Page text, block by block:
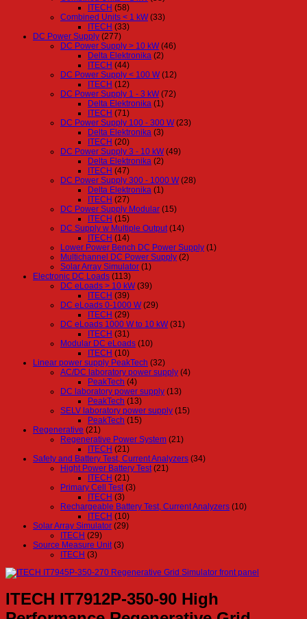
ITECH (58)
Combined Units < 1 kW (33)
ITECH (33)
DC Power Supply (277)
DC Power Supply > 10 kW (46)
Delta Elektronika (2)
ITECH (44)
DC Power Supply < 100 W (12)
ITECH (12)
DC Power Supply 1 - 3 kW (72)
Delta Elektronika (1)
ITECH (71)
DC Power Supply 100 - 300 W (23)
Delta Elektronika (3)
ITECH (20)
DC Power Supply 3 - 10 kW (49)
Delta Elektronika (2)
ITECH (47)
DC Power Supply 300 - 1000 W (28)
Delta Elektronika (1)
ITECH (27)
DC Power Supply Modular (15)
ITECH (15)
DC Supply w Multiple Output (14)
ITECH (14)
Lower Power Bench DC Power Supply (1)
Multichannel DC Power Supply (2)
Solar Array Simulator (1)
Electronic DC Loads (113)
DC eLoads > 10 kW (39)
ITECH (39)
DC eLoads 0-1000 W (29)
ITECH (29)
DC eLoads 1000 W to 10 kW (31)
ITECH (31)
Modular DC eLoads (10)
ITECH (10)
Linear power supply PeakTech (32)
AC/DC laboratory power supply (4)
PeakTech (4)
DC laboratory power supply (13)
PeakTech (13)
SELV laboratory power supply (15)
PeakTech (15)
Regenerative (21)
Regenerative Power System (21)
ITECH (21)
Safety and Battery Test, Current Analyzers (34)
Hight Power Battery Test (21)
ITECH (21)
Primary Cell Test (3)
ITECH (3)
Rechargeable Battery Test, Current Analyzers (10)
ITECH (10)
Solar Array Simulator (29)
ITECH (29)
Source Measure Unit (3)
ITECH (3)
ITECH IT7912P-350-90 High